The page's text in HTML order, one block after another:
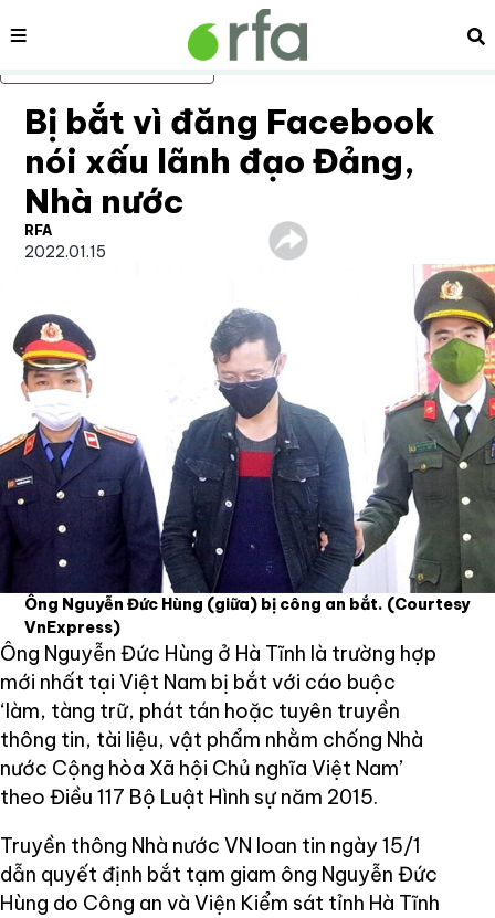
Bỏ qua nội dung chính
Nội dung
Bị bắt vì đăng Facebook
nói xấu lãnh đạo Đảng,
Nhà nước
RFA
2022.01.15
Ông Nguyễn Đức Hùng (giữa) bị công an bắt. (Courtesy
VnExpress)
Ông Nguyễn Đức Hùng ở Hà Tĩnh là trường hợp
mới nhất tại Việt Nam bị bắt với cáo buộc
‘làm, tàng trữ, phát tán hoặc tuyên truyền
thông tin, tài liệu, vật phẩm nhằm chống Nhà
nước Cộng hòa Xã hội Chủ nghĩa Việt Nam’
theo Điều 117 Bộ Luật Hình sự năm 2015.
Truyền thông Nhà nước VN loan tin ngày 15/1
dẫn quyết định bắt tạm giam ông Nguyễn Đức
Hùng do Công an và Viện Kiểm sát tỉnh Hà Tĩnh